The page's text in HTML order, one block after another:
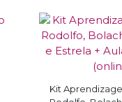
Template | DIY